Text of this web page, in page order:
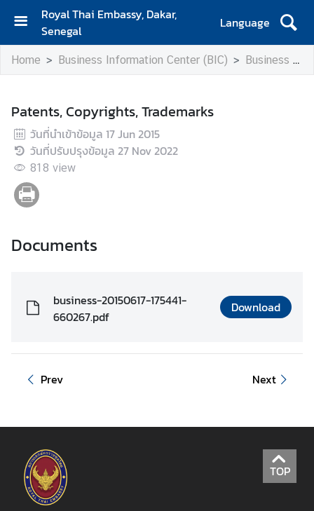
Royal Thai Embassy, Dakar,
Senegal
Language
H
o
A
b
o
u
t
U
r
c
e
w
s
Home Business Information Center (BIC) Business Guide to Thailand
Patents, Copyrights, Trademarks
วันที่นำเข้าข้อมูล 17 Jun 2015
วันที่ปรับปรุงข้อมูล 27 Nov 2022
818 view
Documents
business-20150617-175441-
660267.pdf
Download
Prev Next
TOP